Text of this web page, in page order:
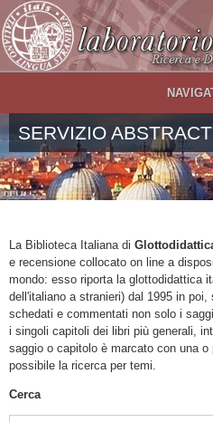
Salta al contenuto principale
SERVIZIO ABSTRACT
La Biblioteca Italiana di
e recensione collocato on line a
mondo: esso riporta la glottodidattica
dell'italiano a stranieri) dal 1995 in
schedati e commentati non solo i
i singoli capitoli dei libri più generali,
saggio o capitolo è marcato con una
possibile la ricerca per temi.
Cerca